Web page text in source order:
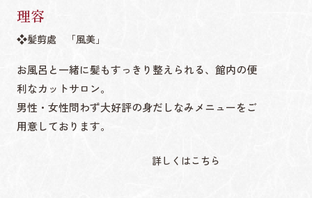
理容
髪剪處 「風美」
お風呂と一緒に髪もすっきり整えられる、館内の便
利なカットサロン。
男性・女性問わず大好評の身だしなみメニューをご
用意しております。
詳しくはこちら